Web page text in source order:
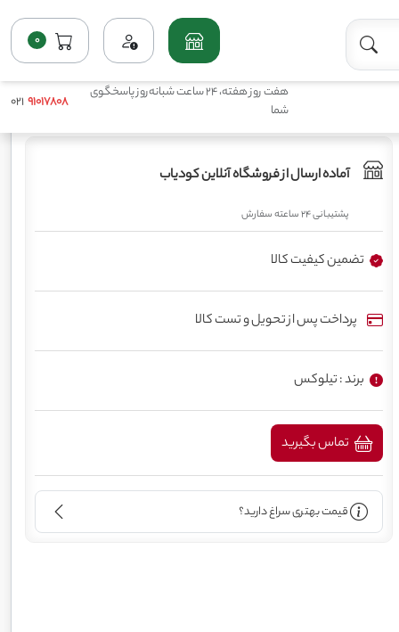
0
هفت روز هفته، 24 ساعت شبانه‌روز پاسخگوی
شما
91017808
021
پرمصرف مایع(ماکروها) کود نوتریکس گوگرد پتاس 15 15 تیلوکس
آماده ارسال از فروشگاه آنلاین کودیاب
پشتیبانی 24 ساعته سفارش
تضمین کیفیت کالا
پرداخت پس از تحویل و تست کالا
برند : تیلوکس
قیمت بهتری سراغ دارید؟